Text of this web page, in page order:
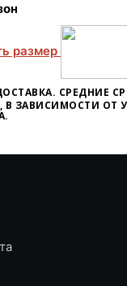
размер
СРЕДНИЕ
, В ЗАВИСИМОСТИ ОТ